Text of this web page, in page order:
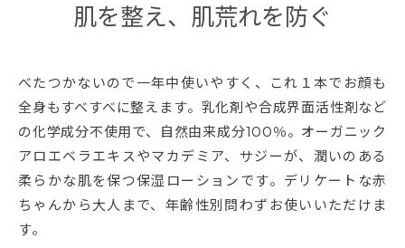
肌を整え、肌荒れを防ぐ
べたつかないので一年中使いやすく、これ１本でお顔も
全身もすべすべに整えます。乳化剤や合成界面活性剤など
の化学成分不使用で、自然由来成分100％。オーガニック
アロエベラエキスやマカデミア、サジーが、潤いのある
柔らかな肌を保つ保湿ローションです。デリケートな赤
ちゃんから大人まで、年齢性別問わずお使いいただけま
す。